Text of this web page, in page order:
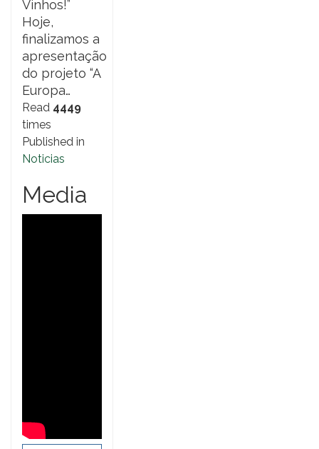
Vinhos!”
Hoje,
finalizamos a
apresentação
do projeto “A
Europa…
Read 4449
times
Published in
Noticias
Media